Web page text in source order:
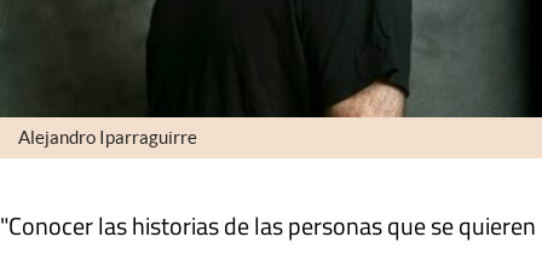
Alejandro Iparraguirre
"Conocer las historias de las personas que se quieren